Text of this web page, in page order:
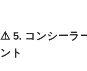
⚠️ 5. コンシーラ
ント